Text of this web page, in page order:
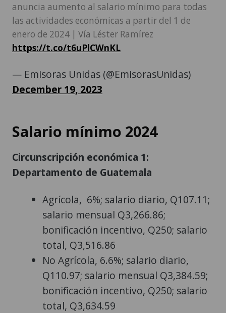
anuncia aumento al salario mínimo para todas
las actividades económicas a partir del 1 de
enero de 2024 | Vía Léster Ramírez
https://t.co/t6uPlCWnKL
— Emisoras Unidas (@EmisorasUnidas)
December 19, 2023
Salario mínimo 2024
Circunscripción económica 1:
Departamento de Guatemala
Agrícola, 6%; salario diario, Q107.11;
salario mensual Q3,266.86;
bonificación incentivo, Q250; salario
total, Q3,516.86
No Agrícola, 6.6%; salario diario,
Q110.97; salario mensual Q3,384.59;
bonificación incentivo, Q250; salario
total, Q3,634.59